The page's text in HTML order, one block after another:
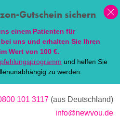
Gutschein sichern
einem Patienten für
uns und erhalten Sie Ihren
Wert von 100 €.
und helfen Sie
zu werden.
101 3117 (aus Deutschland)
info@newyou.de